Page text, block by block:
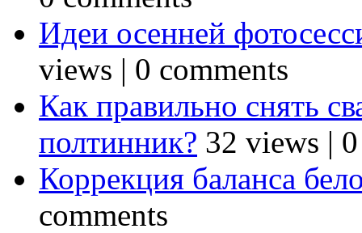
Идеи осенней
views | 0 comments
Как правильно снять
полтинник? 32 views |
Коррекция баланса
comments